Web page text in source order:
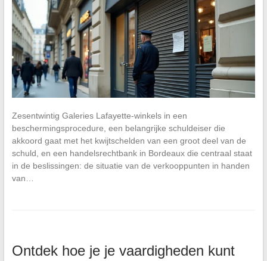
Zesentwintig Galeries Lafayette-winkels in een
beschermingsprocedure, een belangrijke schuldeiser die
akkoord gaat met het kwijtschelden van een groot deel van de
schuld, en een handelsrechtbank in Bordeaux die centraal staat
in de beslissingen: de situatie van de verkooppunten in handen
van…
Ontdek hoe je je vaardigheden kunt